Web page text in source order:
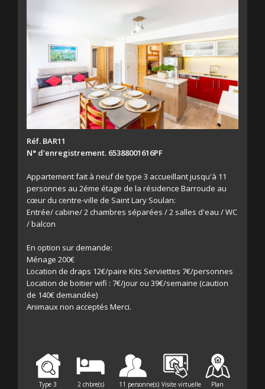
Réf. BAR11
N° d'enregistrement. 65388001616PF
Appartement fait à neuf de type 3 accueillant jusqu'à 11
personnes au 2éme étage de la résidence Barroude au
cœur du centre-ville de Saint Lary Soulan:
Entrée/ cabine/ 2 chambres séparées / 2 salles d'eau / WC
/ balcon
En option sur demande:
Ménage 200€
Location de draps 12€/paire Kits Serviettes 7€/personnes
Location de boitier wifi : 7€/jour ou 39€/semaine (caution
de 140€ demandée)
Animaux non acceptés Merci.
Type 3 2 chbre(s) 11 personne(s) Visite virtuelle Plan